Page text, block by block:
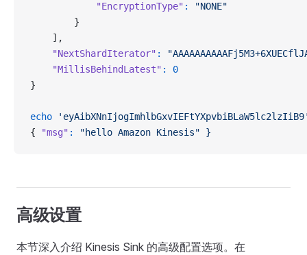
            "EncryptionType"
:
"NONE"
        }
    ],
    "NextShardIterator"
:
    "MillisBehindLatest"
:
0
}
echo
{
"msg" : "hello Amazon Kinesis" }
高级设置
本节深入介绍 Kinesis Sink 的高级配置选项。在